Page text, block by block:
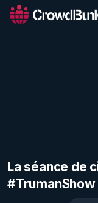
La séance de